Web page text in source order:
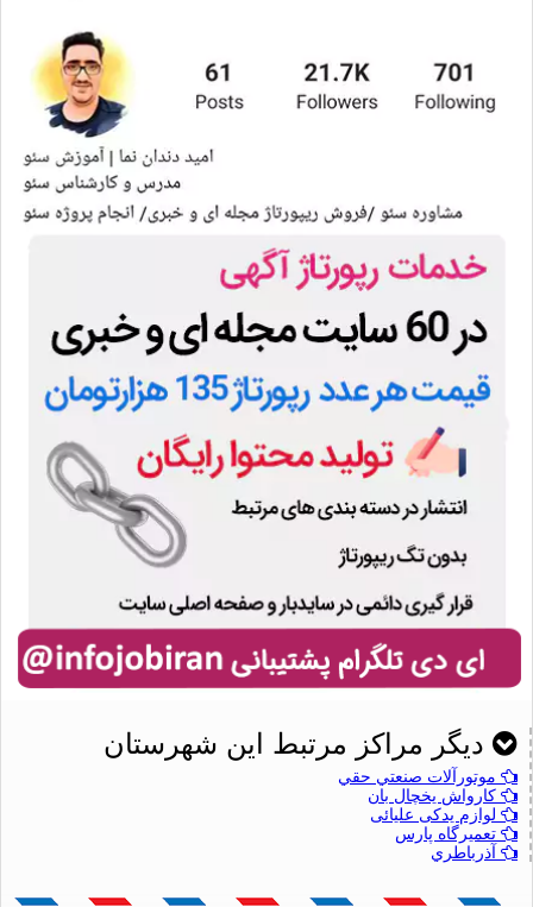
دیگر مراکز مرتبط این شهرستان
موتورآلات صنعتي حقي
کارواش يخچال بان
لوازم یدکی علیائی
تعميرگاه پارس
آذرباطري